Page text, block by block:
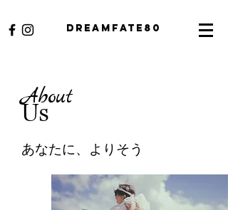
​Dreamfate80
About
Us
​あなたに、よりそう